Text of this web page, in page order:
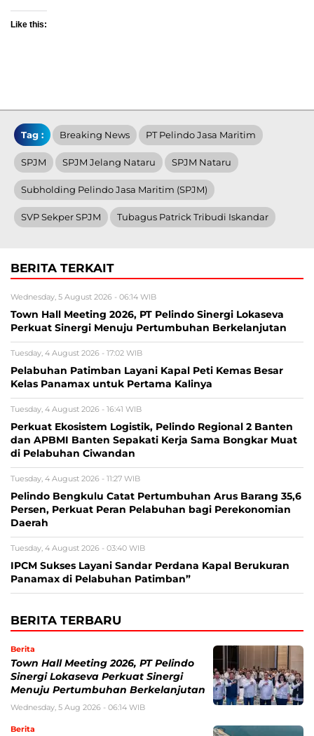
Like this:
Tag : Breaking News PT Pelindo Jasa Maritim
SPJM SPJM Jelang Nataru SPJM Nataru
Subholding Pelindo Jasa Maritim (SPJM)
SVP Sekper SPJM Tubagus Patrick Tribudi Iskandar
BERITA TERKAIT
Wednesday, 5 August 2026 - 06:14 WIB
Town Hall Meeting 2026, PT Pelindo Sinergi Lokaseva
Perkuat Sinergi Menuju Pertumbuhan Berkelanjutan
Tuesday, 4 August 2026 - 17:02 WIB
Pelabuhan Patimban Layani Kapal Peti Kemas Besar
Kelas Panamax untuk Pertama Kalinya
Tuesday, 4 August 2026 - 16:41 WIB
Perkuat Ekosistem Logistik, Pelindo Regional 2 Banten
dan APBMI Banten Sepakati Kerja Sama Bongkar Muat
di Pelabuhan Ciwandan
Tuesday, 4 August 2026 - 11:27 WIB
Pelindo Bengkulu Catat Pertumbuhan Arus Barang 35,6
Persen, Perkuat Peran Pelabuhan bagi Perekonomian
Daerah
Tuesday, 4 August 2026 - 03:40 WIB
IPCM Sukses Layani Sandar Perdana Kapal Berukuran
Panamax di Pelabuhan Patimban”
BERITA TERBARU
Berita
Town Hall Meeting 2026, PT Pelindo
Sinergi Lokaseva Perkuat Sinergi
Menuju Pertumbuhan Berkelanjutan
Wednesday, 5 Aug 2026 - 06:14 WIB
Berita